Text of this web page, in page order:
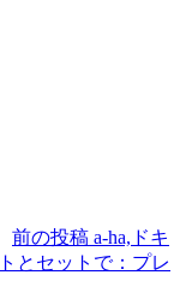
前の投稿 a-ha,ドキ
とセットで：プレ